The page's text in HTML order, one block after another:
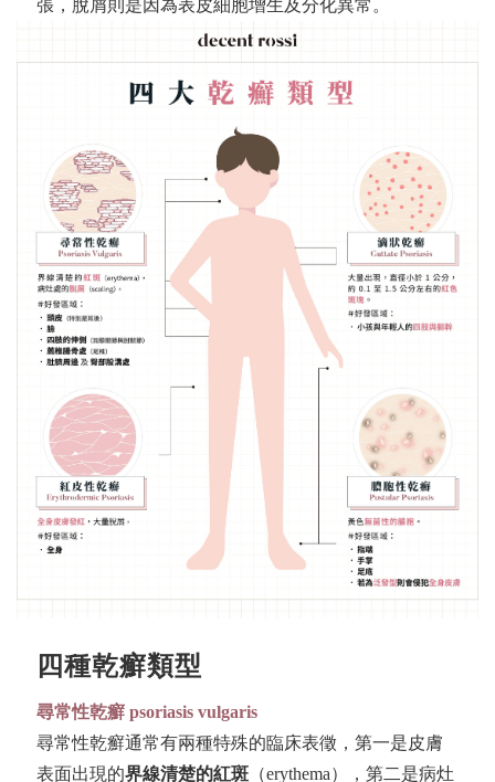
張，脫屑則是因為表皮細胞增生及分化異常。
四種乾癬類型
尋常性乾癬psoriasis vulgaris
尋常性乾癬通常有兩種特殊的臨床表徵，第一是皮膚
表面出現的界線清楚的紅斑（erythema），第二是病灶